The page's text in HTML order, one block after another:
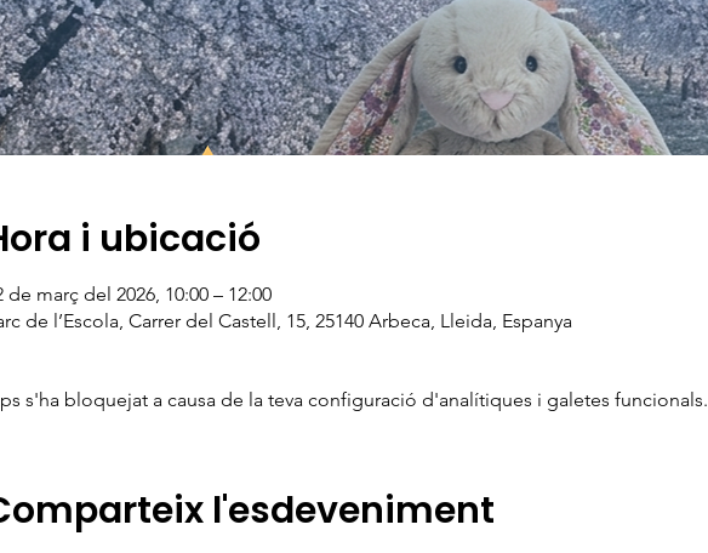
i ubicació
de març del 2026, 10:00 – 12:00
de l’Escola, Carrer del Castell, 15, 25140 Arbeca, Lleida, Espanya
s'ha bloquejat a causa de la teva configuració d'analítiques i galetes funcionals.
l'esdeveniment